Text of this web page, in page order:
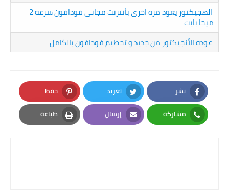
الهجيكتور يعود مره اخرى بأنترنت مجانى فودافون سرعه 2
ميجا بايت
عوده الأنجيكتور من جديد و تحطيم فودافون بالكامل
نشر
Facebook
تغريد
Twitter
حفظ
Pinterest
مشاركة
Whatsapp
إرسال
Email
طباعة
Print